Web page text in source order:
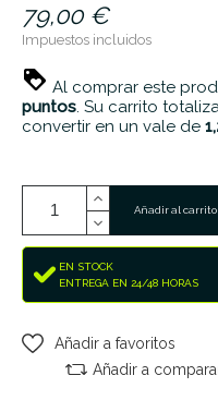
79,00 €
Impuestos incluidos
Al comprar este
puntos. Su carrito
convertir en un vale de
Añadir al carrito
EN STOCK
ENTREGA EN 24/48 HORAS
Añadir a favoritos
Añadir a